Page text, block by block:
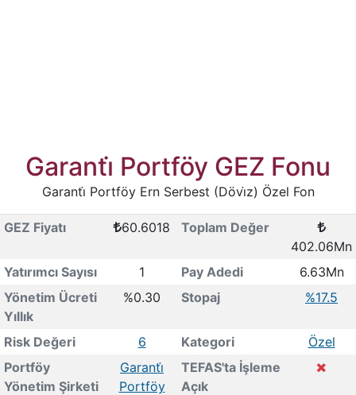
Garanti̇ Portföy GEZ Fonu
Garanti̇ Portföy Ern Serbest (Dövi̇z) Özel Fon
GEZ Fiyatı 60.6018
Toplam Değer
402.06Mn
Yatırımcı Sayısı
1 Pay Adedi
6.63Mn
Yönetim Ücreti
Yıllık
%0.30 Stopaj %17.5
Risk Değeri 6 Kategori
Özel
Portföy
Yönetim Şirketi
Garanti̇
Portföy
TEFAS'ta İşleme
Açık